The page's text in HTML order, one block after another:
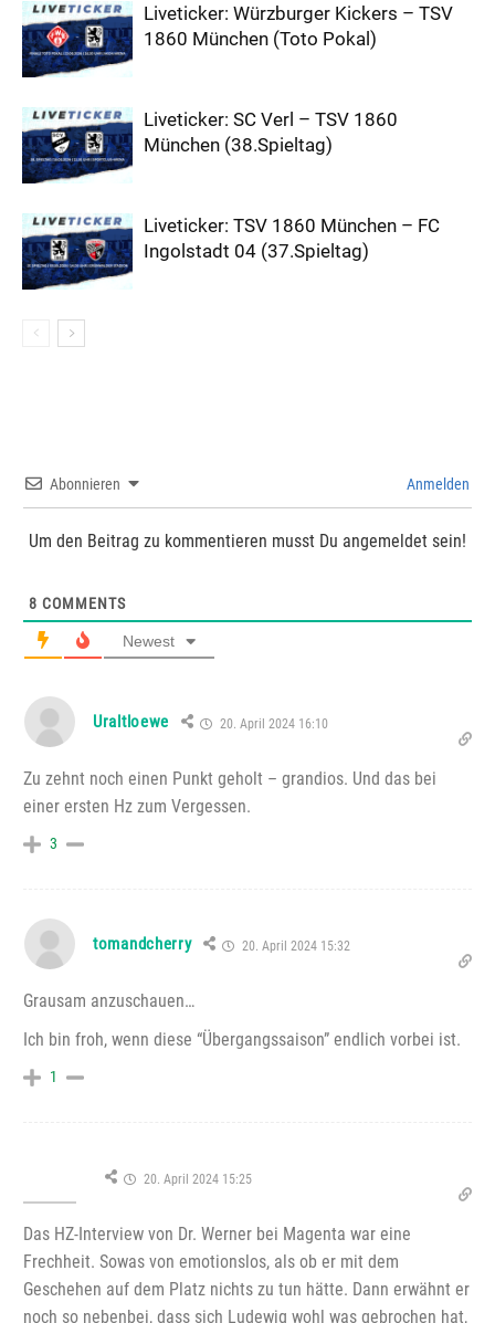
Liveticker: Würzburger Kickers – TSV
1860 München (Toto Pokal)
Liveticker: SC Verl – TSV 1860
München (38.Spieltag)
Liveticker: TSV 1860 München – FC
Ingolstadt 04 (37.Spieltag)
Abonnieren Anmelden
Um den Beitrag zu kommentieren musst Du angemeldet sein!
8 COMMENTS
Newest
Uraltloewe 20. April 2024 16:10
Zu zehnt noch einen Punkt geholt – grandios. Und das bei
einer ersten Hz zum Vergessen.
3
tomandcherry 20. April 2024 15:32
Grausam anzuschauen…
Ich bin froh, wenn diese “Übergangssaison” endlich vorbei ist.
1
20. April 2024 15:25
Das HZ-Interview von Dr. Werner bei Magenta war eine
Frechheit. Sowas von emotionslos, als ob er mit dem
Geschehen auf dem Platz nichts zu tun hätte. Dann erwähnt er
noch so nebenbei, dass sich Ludewig wohl was gebrochen hat,